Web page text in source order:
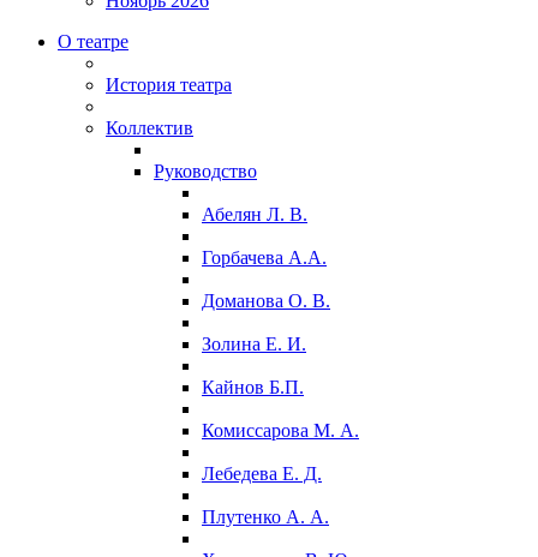
О театре
История театра
Коллектив
Руководство
Абелян Л. В.
Горбачева А.А.
Доманова О. В.
Золина Е. И.
Кайнов Б.П.
Комиссарова М. А.
Лебедева Е. Д.
Плутенко А. А.